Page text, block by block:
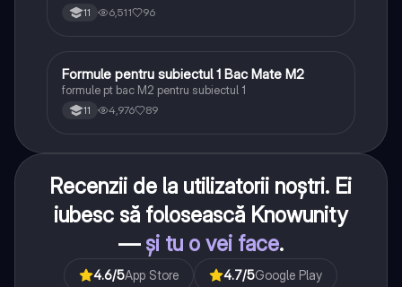
11 6,511 96
Matematică
Formule pentru subiectul 1 Bac Mate M2
formule pt bac M2 pentru subiectul 1
11 4,976 89
Recenzii de la utilizatorii noștri. Ei
iubesc să folosească Knowunity
— și tu o vei face.
4.6/5App Store 4.7/5Google Play